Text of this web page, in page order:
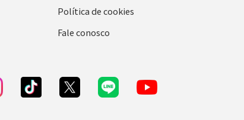
Política de cookies
Fale conosco